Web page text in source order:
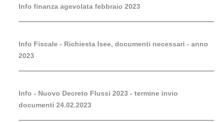
Info finanza agevolata febbraio 2023
Info Fiscale - Richiesta Isee, documenti necessari - anno
2023
Info - Nuovo Decreto Flussi 2023 - termine invio
documenti 24.02.2023